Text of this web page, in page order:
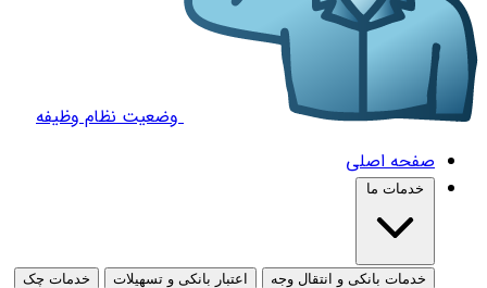
وضعیت نظام وظیفه
صفحه اصلی
خدمات ما
خدمات بانکی و انتقال وجه اعتبار بانکی و تسهیلات
خدمات چک